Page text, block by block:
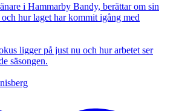
i Hammarby Bandy, berättar om sin
hur laget har kommit igång med
ligger på just nu och hur arbetet ser
säsongen.